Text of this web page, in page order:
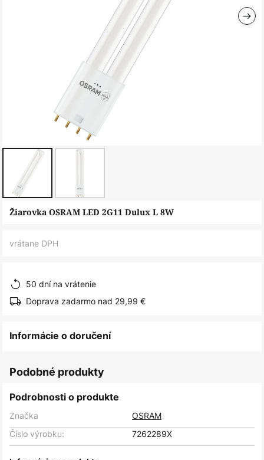
Preskočiť
Žiarovka OSRAM LED 2G11 Dulux L 8W
vrátane DPH
50 dní na vrátenie
Doprava zadarmo nad 29,99 €
Informácie o doručení
Podobné produkty
Podrobnosti o produkte
Značka
OSRAM
Číslo výrobku:
7262289X